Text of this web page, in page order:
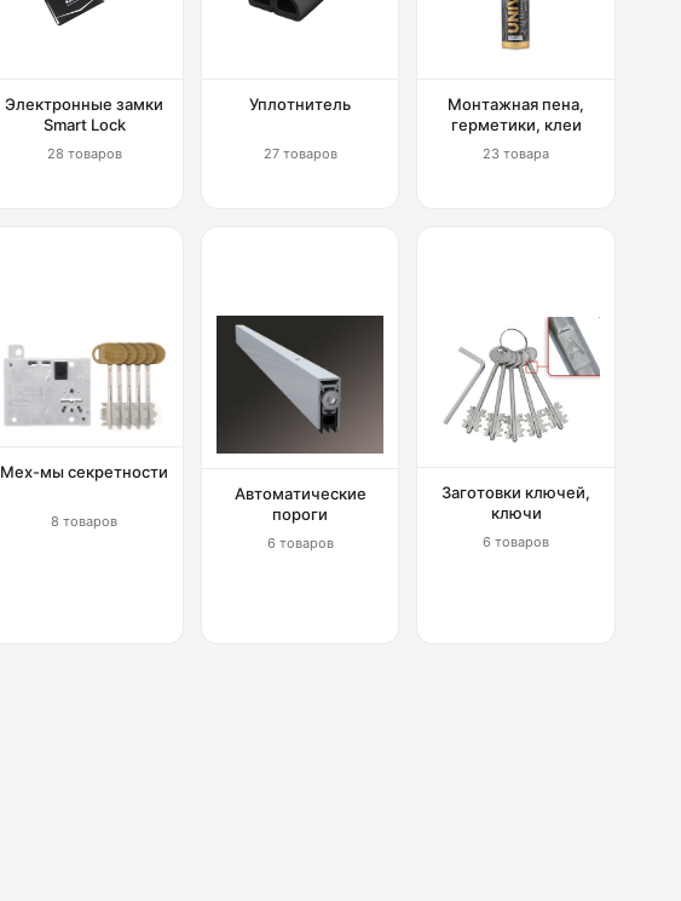
Электронные замки
Smart Lock
28 товаров
Уплотнитель
27 товаров
Монтажная пена,
герметики, клеи
23 товара
Мех-мы секретности
8 товаров
Автоматические
пороги
6 товаров
Заготовки ключей,
ключи
6 товаров